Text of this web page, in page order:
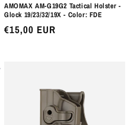
AMOMAX AM-G19G2 Tactical Holster -
Glock 19/23/32/19X - Color: FDE
Preço
€15,00 EUR